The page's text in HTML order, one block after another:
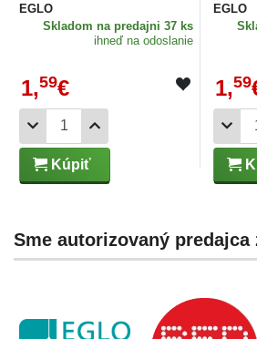
EGLO
Skladom na predajni 37 ks
ihneď na odoslanie
1,59€
Kúpiť
EGLO
1,59
Sme autorizovaný predajca